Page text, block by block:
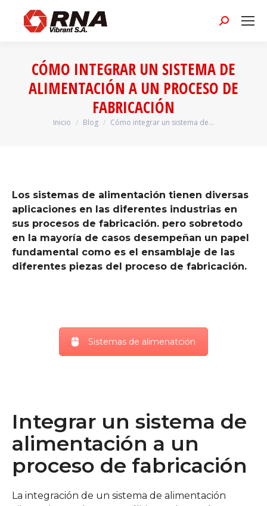
Buscar:
CÓMO INTEGRAR UN SISTEMA DE
ALIMENTACIÓN A UN PROCESO DE
FABRICACIÓN
Estás aquí:
Inicio Blog Cómo integrar un sistema de…
Los sistemas de alimentación tienen diversas
aplicaciones en las diferentes industrias en
sus procesos de fabricación. pero sobretodo
en la mayoría de casos desempeñan un papel
fundamental como es el ensamblaje de las
diferentes piezas del proceso de fabricación.
Sistemas de alimenatción
Integrar un sistema de
alimentación a un
proceso de fabricación
La integración de un sistema de alimentación